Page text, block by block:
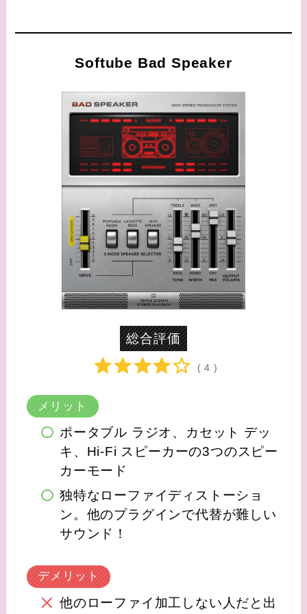
Softube Bad Speaker
総合評価
( 4 )
メリット
ポータブル ラジオ、カセット デッ
キ、Hi-Fi スピーカーの3つのスピー
カーモード
独特なローファイディストーショ
ン。他のプラグインで代替が難しい
サウンド！
デメリット
他のローファイ加工しない人だと出